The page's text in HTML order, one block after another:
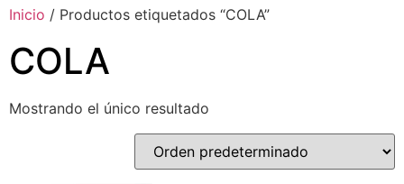
Inicio / Productos etiquetados “COLA”
COLA
Mostrando el único resultado